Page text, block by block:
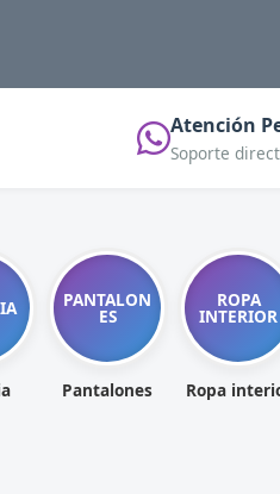
Atención
Soporte
PANTALON
ES
Pantalones
ROPA
INTERIOR
Ropa